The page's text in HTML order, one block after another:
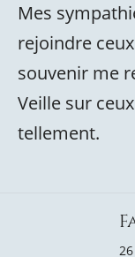
Mes
rejoindre
souvenir me
Veille sur
tellement.